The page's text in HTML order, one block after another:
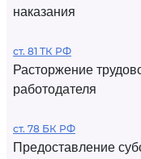
наказания
ст. 81 ТК РФ
Расторжение
работодателя
ст. 78 БК РФ
Предоставление